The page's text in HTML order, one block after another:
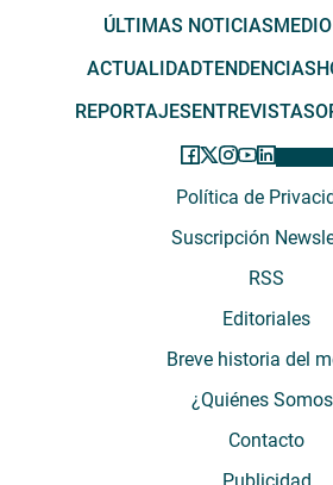
ÚLTIMAS NOTICIAS
ACTUALIDADTENDENCIAS
REPORTAJES ENTREVISTAS
Política de
Suscripción
RSS
Editoriales
Breve historia del
¿Quiénes
Contacto